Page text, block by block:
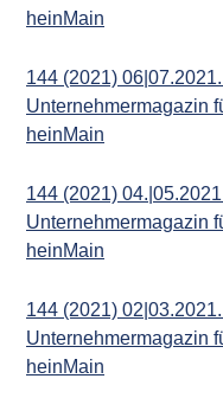
heinMain
144 (2021)
Unternehmermagazin
heinMain
144 (2021)
Unternehmermagazin
heinMain
144 (2021)
Unternehmermagazin
heinMain